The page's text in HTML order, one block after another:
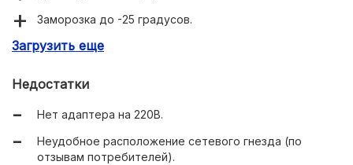
Заморозка до -25 градусов.
Подходит для поездок по бездорожью.
Загрузить еще
Недостатки
Нет адаптера на 220В.
Неудобное расположение сетевого гнезда (по
отзывам потребителей).